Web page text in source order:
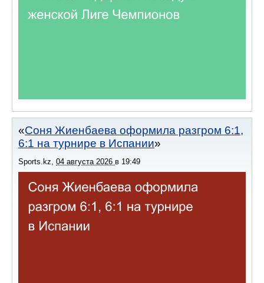
Соня Жиенбаева оформила разгром 6:1,
6:1 на турнире в Испании
Sports.kz 04 августа 2026 в 19:49